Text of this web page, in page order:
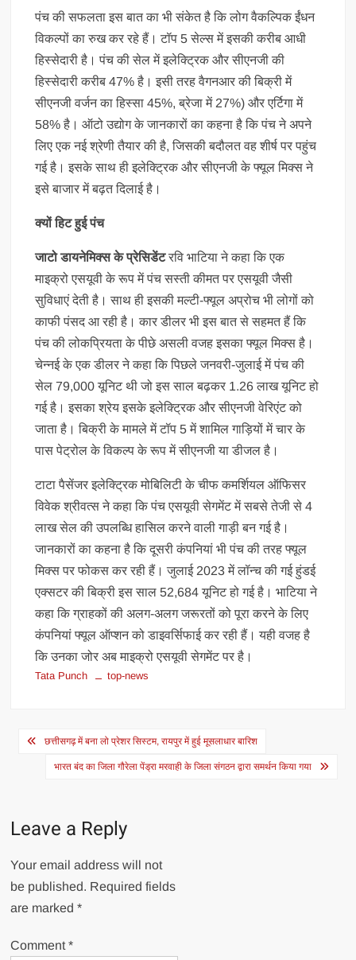
पंच की सफलता इस बात का भी संकेत है कि लोग वैकल्पिक ईंधन
विकल्पों का रुख कर रहे हैं। टॉप 5 सेल्स में इसकी करीब आधी
हिस्सेदारी है। पंच की सेल में इलेक्ट्रिक और सीएनजी की
हिस्सेदारी करीब 47% है। इसी तरह वैगनआर की बिक्री में
सीएनजी वर्जन का हिस्सा 45%, ब्रेजा में 27%) और एर्टिगा में
58% है। ऑटो उद्योग के जानकारों का कहना है कि पंच ने अपने
लिए एक नई श्रेणी तैयार की है, जिसकी बदौलत वह शीर्ष पर पहुंच
गई है। इसके साथ ही इलेक्ट्रिक और सीएनजी के फ्यूल मिक्स ने
इसे बाजार में बढ़त दिलाई है।
क्यों हिट हुई पंच
जाटो डायनेमिक्स के प्रेसिडेंटरवि भाटिया ने कहा कि एक
माइक्रो एसयूवी के रूप में पंच सस्ती कीमत पर एसयूवी जैसी
सुविधाएं देती है। साथ ही इसकी मल्टी-फ्यूल अप्रोच भी लोगों को
काफी पंसद आ रही है। कार डीलर भी इस बात से सहमत हैं कि
पंच की लोकप्रियता के पीछे असली वजह इसका फ्यूल मिक्स है।
चेन्नई के एक डीलर ने कहा कि पिछले जनवरी-जुलाई में पंच की
सेल 79,000 यूनिट थी जो इस साल बढ़कर 1.26 लाख यूनिट हो
गई है। इसका श्रेय इसके इलेक्ट्रिक और सीएनजी वेरिएंट को
जाता है। बिक्री के मामले में टॉप 5 में शामिल गाड़ियों में चार के
पास पेट्रोल के विकल्प के रूप में सीएनजी या डीजल है।
टाटा पैसेंजर इलेक्ट्रिक मोबिलिटी के चीफ कमर्शियल ऑफिसर
विवेक श्रीवत्स ने कहा कि पंच एसयूवी सेगमेंट में सबसे तेजी से 4
लाख सेल की उपलब्धि हासिल करने वाली गाड़ी बन गई है।
जानकारों का कहना है कि दूसरी कंपनियां भी पंच की तरह फ्यूल
मिक्स पर फोकस कर रही हैं। जुलाई 2023 में लॉन्च की गई हुंडई
एक्सटर की बिक्री इस साल 52,684 यूनिट हो गई है। भाटिया ने
कहा कि ग्राहकों की अलग-अलग जरूरतों को पूरा करने के लिए
कंपनियां फ्यूल ऑप्शन को डाइवर्सिफाई कर रही हैं। यही वजह है
कि उनका जोर अब माइक्रो एसयूवी सेगमेंट पर है।
Tata Punch top-news
Post
navigation
छत्तीसगढ़ में बना लो प्रेशर सिस्टम, रायपुर में हुई मूसलाधार बारिश
भारत बंद का जिला गौरेला पेंड्रा मरवाही के जिला संगठन द्वारा समर्थन किया गया
Leave a Reply
Your email address will not
be published. Required fields
are marked*
Comment*